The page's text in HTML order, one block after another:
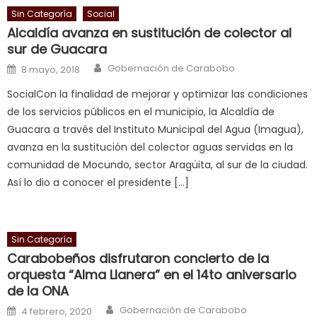
भ
क
च
त
स
लग
आपक
पस
द,
sexy
enjoys
a
long
hard
fuck ,
Sin Categoría Social
Alcaldía avanza en sustitución de colector al
sur de Guacara
Posted on
8 mayo, 2018 Author
Gobernación de Carabobo
SocialCon la finalidad de mejorar y optimizar las condiciones
de los servicios públicos en el municipio, la Alcaldía de
Guacara a través del Instituto Municipal del Agua (Imagua),
avanza en la sustitución del colector aguas servidas en la
comunidad de Mocundo, sector Aragüita, al sur de la ciudad.
Así lo dio a conocer el presidente […]
Sin Categoría
Carabobeños disfrutaron concierto de la
orquesta “Alma Llanera” en el 14to aniversario
de la ONA
Posted on
4 febrero, 2020 Author
Gobernación de Carabobo